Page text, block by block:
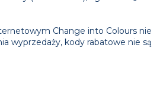
Change into Colours nie
wyprzedaży, kody rabatowe nie są